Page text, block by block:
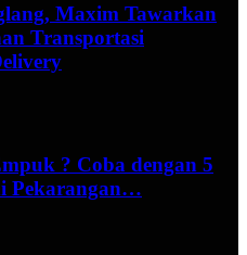
Maxim Tawarkan
Transportasi
? Coba dengan 5
Pekarangan…